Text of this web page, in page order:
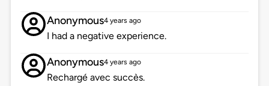
Anonymous4 years ago
I had a negative experience.
Anonymous4 years ago
Rechargé avec succès.